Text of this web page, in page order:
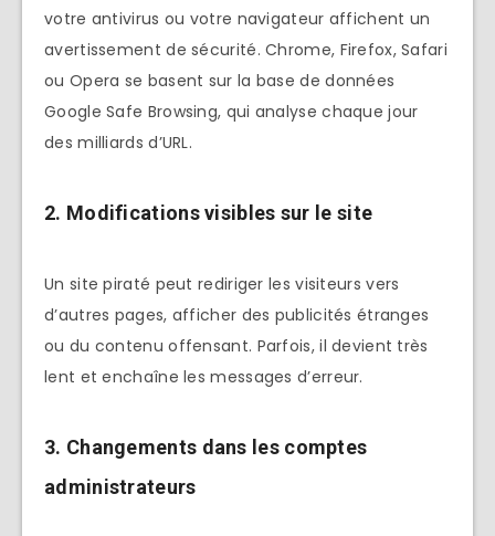
votre antivirus ou votre navigateur affichent un
avertissement de sécurité. Chrome, Firefox, Safari
ou Opera se basent sur la base de données
Google Safe Browsing, qui analyse chaque jour
des milliards d’URL.
2. Modifications visibles sur le site
Un site piraté peut rediriger les visiteurs vers
d’autres pages, afficher des publicités étranges
ou du contenu offensant. Parfois, il devient très
lent et enchaîne les messages d’erreur.
3. Changements dans les comptes
administrateurs